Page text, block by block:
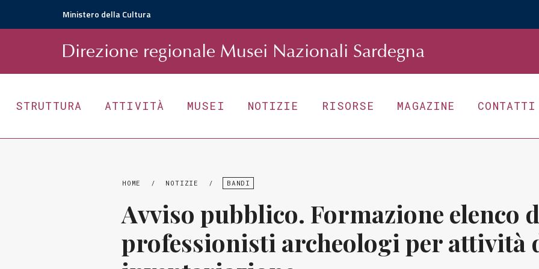
Ministero della Cultura
Direzione regionale Musei Nazionali Sardegna
STRUTTURA ATTIVITÀ MUSEI NOTIZIE RISORSE MAGAZINE CONTATTI
HOME / NOTIZIE / BANDI
Avviso pubblico. Formazione elenco
professionisti archeologi per attività